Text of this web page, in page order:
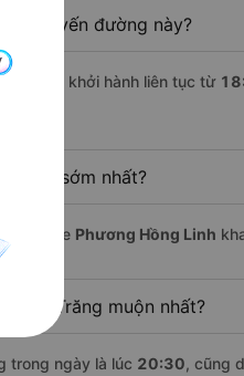
tuyến đường này?
tuyến, khởi hành liên tục từ
Lắk sớm nhất?
nhà xe Phương Hồng Linh
Sóc Trăng muộn nhất?
trong ngày là lúc 20:30, cũng